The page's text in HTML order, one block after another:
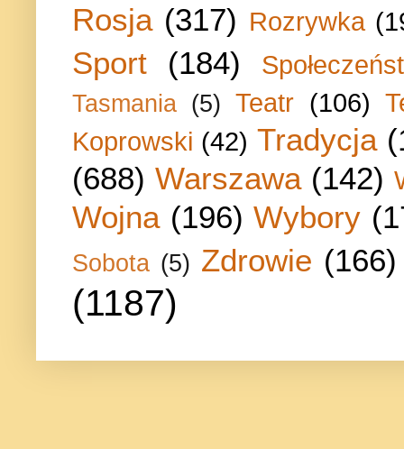
Rosja (317) Rozrywka
Sport (184)
Tasmania (5) Teatr (106)
Koprowski (42) Tradycja
(688) Warszawa (142)
Wojna (196) Wybory
Sobota (5) Zdrowie (166)
(1187)